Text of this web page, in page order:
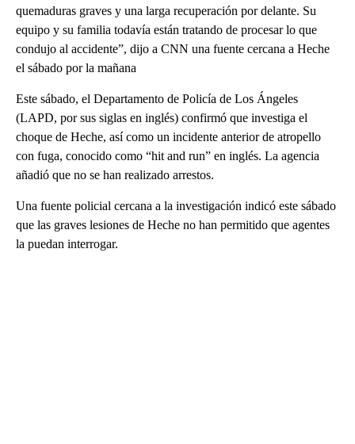
quemaduras graves y una larga recuperación por delante. Su
equipo y su familia todavía están tratando de procesar lo que
condujo al accidente”, dijo a CNN una fuente cercana a Heche
el sábado por la mañana
Este sábado, el Departamento de Policía de Los Ángeles
(LAPD, por sus siglas en inglés) confirmó que investiga el
choque de Heche, así como un incidente anterior de atropello
con fuga, conocido como “hit and run” en inglés. La agencia
añadió que no se han realizado arrestos.
Una fuente policial cercana a la investigación indicó este sábado
que las graves lesiones de Heche no han permitido que agentes
la puedan interrogar.